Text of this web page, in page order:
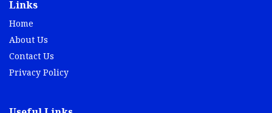
Links
Home
About Us
Contact Us
Privacy Policy